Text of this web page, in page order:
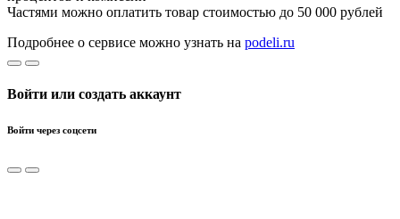
Частями можно оплатить товар стоимостью до 50 000 рублей
Подробнее о сервисе можно узнать на podeli.ru
Войти или создать аккаунт
Войти через соцсети